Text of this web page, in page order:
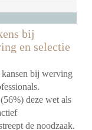
bij
en selectie
kansen bij werving
deze wet als
de noodzaak.